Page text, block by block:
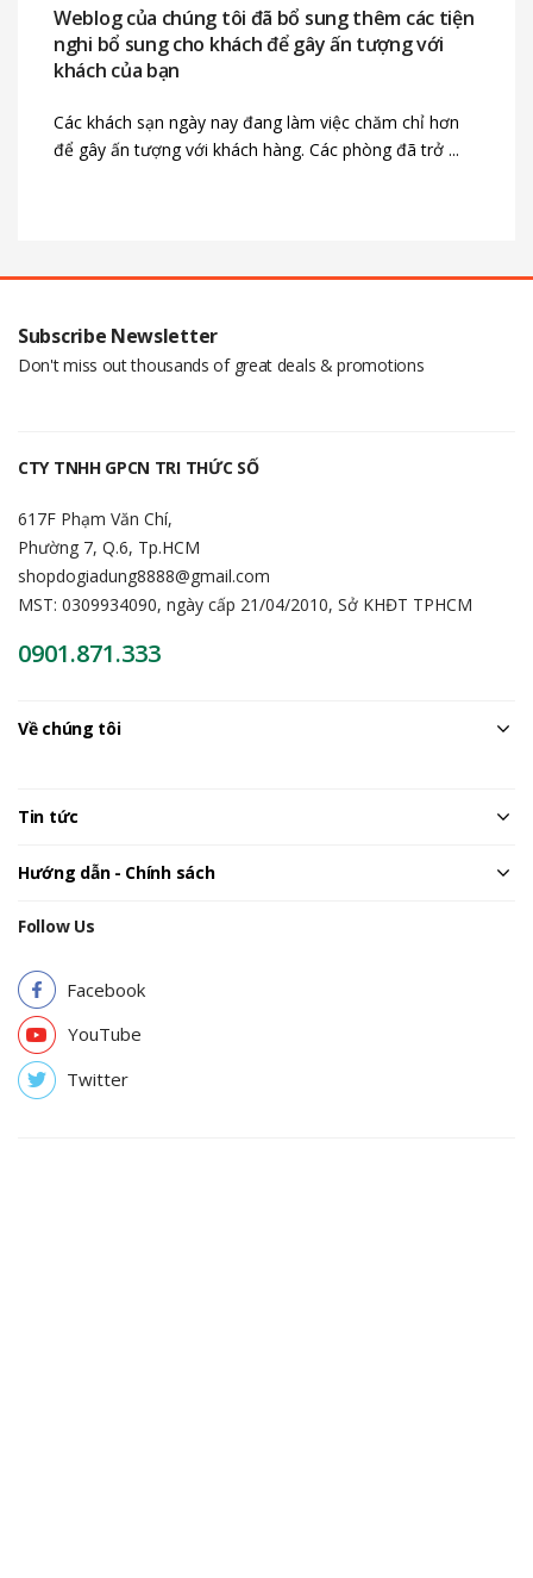
Weblog của chúng tôi đã bổ sung thêm các tiện
nghi bổ sung cho khách để gây ấn tượng với
khách của bạn
Các khách sạn ngày nay đang làm việc chăm chỉ hơn
để gây ấn tượng với khách hàng. Các phòng đã trở ...
Subscribe Newsletter
Don't miss out thousands of great deals & promotions
CTY TNHH GPCN TRI THỨC SỐ
617F Phạm Văn Chí,
Phường 7, Q.6, Tp.HCM
shopdogiadung8888@gmail.com
MST: 0309934090, ngày cấp 21/04/2010, Sở KHĐT TPHCM
0901.871.333
Về chúng tôi
Tin tức
Hướng dẫn - Chính sách
Follow Us
Facebook
YouTube
Twitter